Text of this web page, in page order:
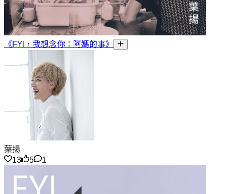
《FYI，我想念你：阿媽的事》
葉揚
13
5 1